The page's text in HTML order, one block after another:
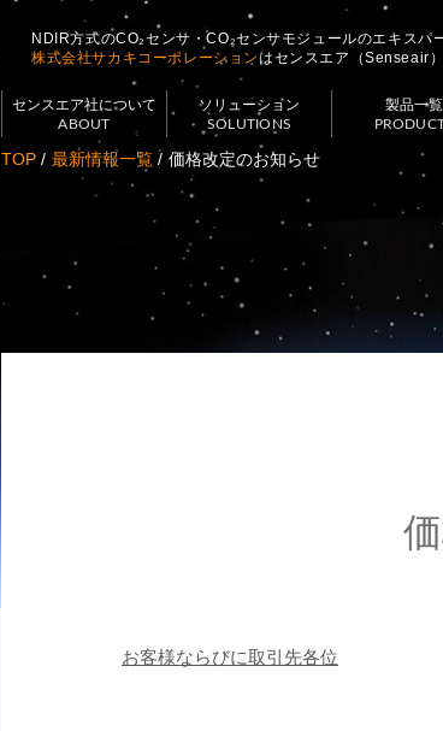
NDIR方式のCO₂センサ・CO₂センサモジュールのエキスパ
株式会社サカキコーポレーションはセンスエア（Senseair
センスエア社について
ABOUT
ソリューション
SOLUTIONS
製品一覧
TOP 最新情報一覧 価格改定のお知らせ
お客様ならびに取引先各位